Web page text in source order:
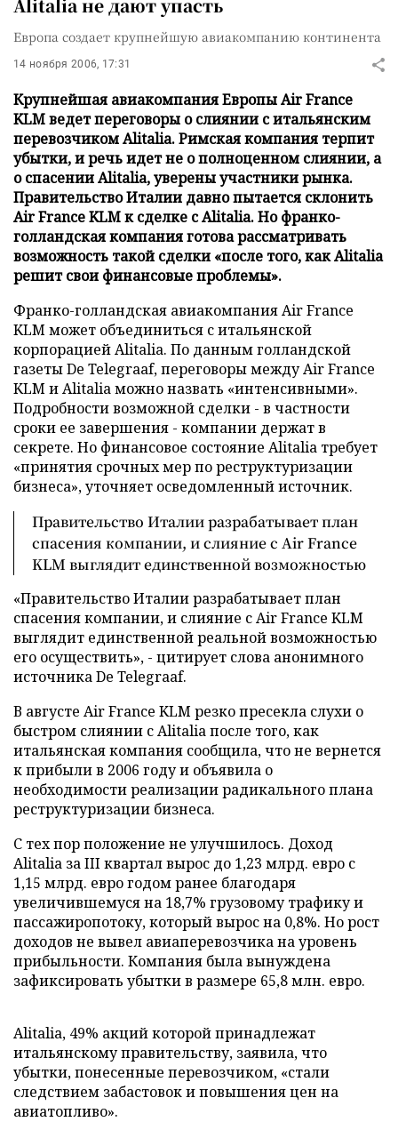
Alitalia не дают упасть
Европа создает крупнейшую авиакомпанию континента
14 ноября 2006, 17:31
Крупнейшая авиакомпания Европы Air France
KLM ведет переговоры о слиянии с итальянским
перевозчиком Alitalia. Римская компания терпит
убытки, и речь идет не о полноценном слиянии, а
о спасении Alitalia, уверены участники рынка.
Правительство Италии давно пытается склонить
Air France KLM к сделке с Alitalia. Но франко-
голландская компания готова рассматривать
возможность такой сделки «после того, как Alitalia
решит свои финансовые проблемы».
Франко-голландская авиакомпания Air France
KLM может объединиться с итальянской
корпорацией Alitalia. По данным голландской
газеты De Telegraaf, переговоры между Air France
KLM и Alitalia можно назвать «интенсивными».
Подробности возможной сделки - в частности
сроки ее завершения - компании держат в
секрете. Но финансовое состояние Alitalia требует
«принятия срочных мер по реструктуризации
бизнеса», уточняет осведомленный источник.
Правительство Италии разрабатывает план
спасения компании, и слияние с Air France
KLM выглядит единственной возможностью
«Правительство Италии разрабатывает план
спасения компании, и слияние с Air France KLM
выглядит единственной реальной возможностью
его осуществить», - цитирует слова анонимного
источника De Telegraaf.
В августе Air France KLM резко пресекла слухи о
быстром слиянии с Alitalia после того, как
итальянская компания сообщила, что не вернется
к прибыли в 2006 году и объявила о
необходимости реализации радикального плана
реструктуризации бизнеса.
С тех пор положение не улучшилось. Доход
Alitalia за III квартал вырос до 1,23 млрд. евро с
1,15 млрд. евро годом ранее благодаря
увеличившемуся на 18,7% грузовому трафику и
пассажиропотоку, который вырос на 0,8%. Но рост
доходов не вывел авиаперевозчика на уровень
прибыльности. Компания была вынуждена
зафиксировать убытки в размере 65,8 млн. евро.
Alitalia, 49% акций которой принадлежат
итальянскому правительству, заявила, что
убытки, понесенные перевозчиком, «стали
следствием забастовок и повышения цен на
авиатопливо».